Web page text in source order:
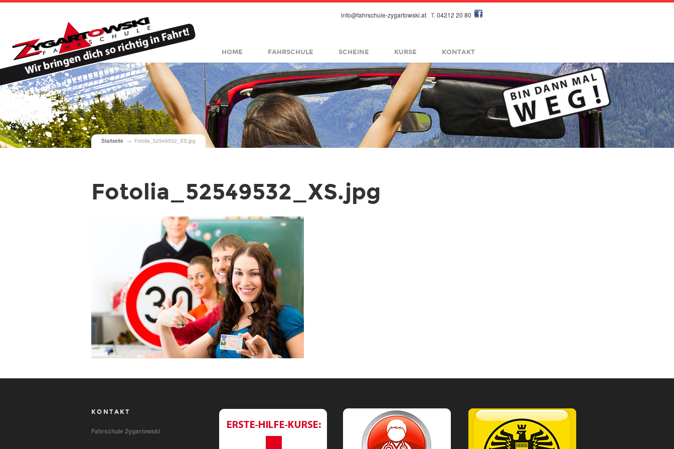
info@fahrschule-zygartowski.at T.04212 20 80
HOME FAHRSCHULE SCHEINE KURSE KONTAKT
Sie sind hier
Startseite → Fotolia_52549532_XS.jpg
Fotolia_52549532_XS.jpg
KONTAKT
Fahrschule Zygartowski
Button-rotes-
Kreuz.png
Aerzteliste.png OEAMTC.png